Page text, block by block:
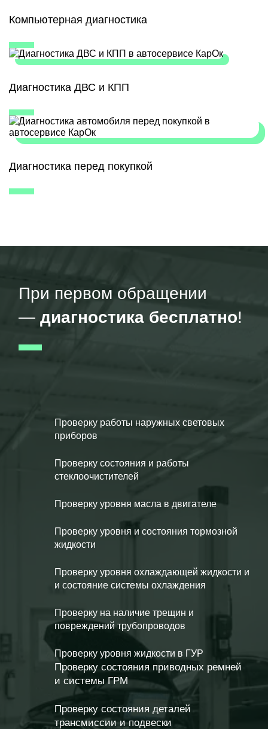
Компьютерная диагностика
Диагностика ДВС и КПП
Диагностика перед покупкой
При первом обращении
— диагностика бесплатно!
Проверку работы наружных световых
приборов
Проверку состояния и работы
стеклоочистителей
Проверку уровня масла в двигателе
Проверку уровня и состояния тормозной
жидкости
Проверку уровня охлаждающей жидкости и
и состояние системы охлаждения
Проверку на наличие трещин и
повреждений трубопроводов
Проверку уровня жидкости в ГУР
Проверку состояния приводных ремней
и системы ГРМ
Проверку состояния деталей
трансмиссии и подвески